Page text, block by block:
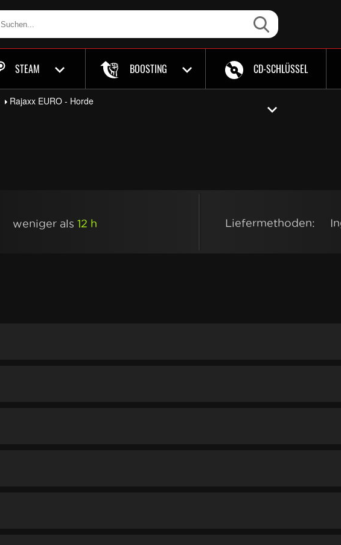
STEAM BOOSTING CD-SCHLÜSSEL
Rajaxx EURO - Horde
weniger als 12 h Liefermethoden: